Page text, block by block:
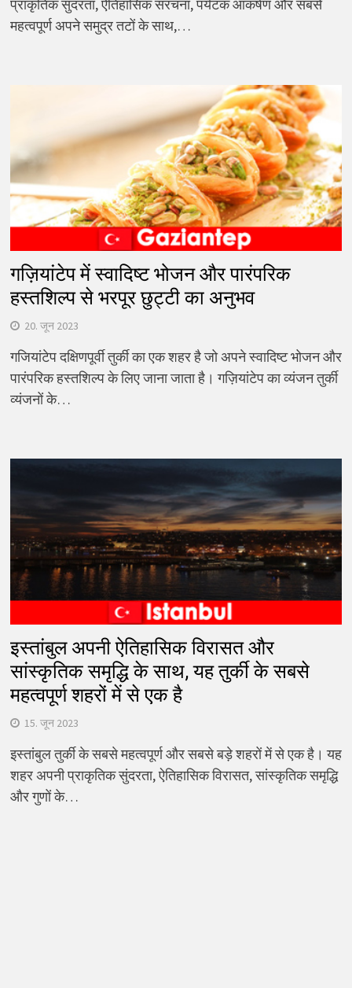
प्राकृतिक सुंदरता, ऐतिहासिक संरचना, पर्यटक आकर्षण और सबसे
महत्वपूर्ण अपने समुद्र तटों के साथ,…
गज़ियांटेप में स्वादिष्ट भोजन और पारंपरिक
हस्तशिल्प से भरपूर छुट्टी का अनुभव
20. जून 2023
गजियांटेप दक्षिणपूर्वी तुर्की का एक शहर है जो अपने स्वादिष्ट भोजन और
पारंपरिक हस्तशिल्प के लिए जाना जाता है। गज़ियांटेप का व्यंजन तुर्की
व्यंजनों के…
इस्तांबुल अपनी ऐतिहासिक विरासत और
सांस्कृतिक समृद्धि के साथ, यह तुर्की के सबसे
महत्वपूर्ण शहरों में से एक है
15. जून 2023
इस्तांबुल तुर्की के सबसे महत्वपूर्ण और सबसे बड़े शहरों में से एक है। यह
शहर अपनी प्राकृतिक सुंदरता, ऐतिहासिक विरासत, सांस्कृतिक समृद्धि
और गुणों के…